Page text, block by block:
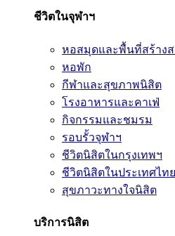
ชีวิตในจุฬาฯ
หอสมุดและพื้นที่สร้าง
หอพัก
กีฬาและสุขภาพนิสิต
โรงอาหารและคาเฟ่
กิจกรรมและชมรม
รอบรั้วจุฬาฯ
ชีวิตนิสิตในกรุงเทพฯ
ชีวิตนิสิตในประเทศไทย
สุขภาวะทางใจนิสิต
บริการนิสิต